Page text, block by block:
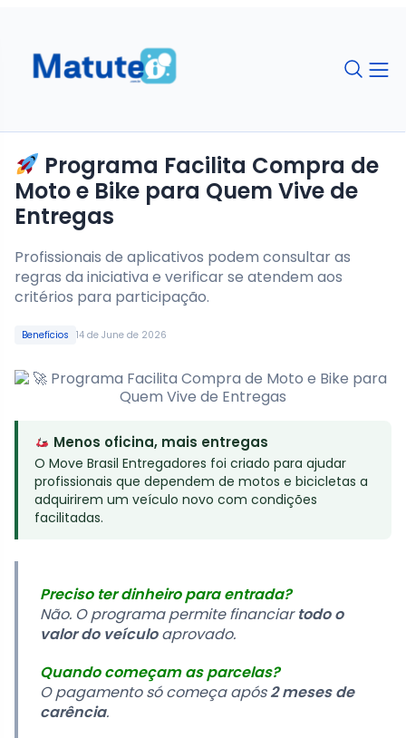
Benefícios 14 de June de 2026
Programa Facilita Compra de
Moto e Bike para Quem Vive de
Entregas
Profissionais de aplicativos podem consultar as
regras da iniciativa e verificar se atendem aos
critérios para participação.
Menos oficina, mais entregas
O Move Brasil Entregadores foi criado para ajudar
profissionais que dependem de motos e bicicletas a
adquirirem um veículo novo com condições
facilitadas.
Preciso ter dinheiro para entrada?
Não. O programa permite financiartodo o
valor do veículoaprovado.
Quando começam as parcelas?
O pagamento só começa após2 meses de
carência.